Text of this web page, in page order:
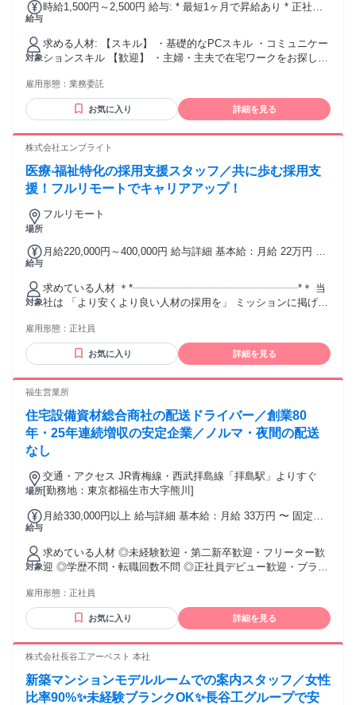
給与
時給1,500円～2,500円 給与: * 最短1ヶ月で昇給あり * 正社員
対象
求める人材: 【スキル】 ・基礎的なPCスキル ・コミュニケー
ションスキル 【歓迎】 ・主婦・主夫で在宅ワークをお探しの
センターなどの経験がある方 ・新規開拓のテレアポ経験あり
雇用形態： 業務委託
お気に入り 詳細を見る
株式会社エンブライト
医療‧福祉特化の採用支援スタッフ／共に歩む採用支
援！フルリモートでキャリアアップ！
場所
フルリモート
給与
月給220,000円～400,000円 給与詳細 基本給：月給 22万円 〜
れる通勤・皆勤・家族手当金額：なし 全員に一律で支払われ
るその他手当金額：あり ※給与は経験を考慮して決定。 ・
PC手当あり ・モニター購入手当あり ・交通費全額支給（四
半期ミーティングの移動費全額負担） ・賞与あり（3.5ヶ月
対象
求めている人材 ＊*┈┈┈┈┈┈┈┈┈┈┈┈┈┈┈┈*＊ 当
社は 「より安くより良い人材の採用を」 ミッションに掲げて
献したい という方をお待ちしています。 *＊
┈┈┈┈┈┈┈┈┈┈┈┈┈┈┈┈＊* ⭐必須条件 ￣￣￣￣￣
￣￣￣￣￣￣￣￣￣￣￣￣￣ ◆法人対応（窓口や営業）の経
￣￣￣ ◇人事・採用業務の経験がある方 ◇BtoBの業務経験が
人物像 ￣￣￣￣￣￣￣￣￣￣￣￣￣￣￣￣￣￣ ＊チームワー
クを大切にできる方 ＊主体的に考え行動できる方 ＊マルチタ
インツールを活用した コミュニケーションが出来る方 ⭐使用
ツール ￣￣￣￣￣￣￣￣￣￣￣￣￣￣￣￣￣￣ ＊チャットワ
ーク ＊Google Workspace ＊社内wiki(NotePM) ⭐エンブライ
男性21％、女性79％ 平均年齢：33歳 有給取得率：100％ 前職
レル人事 求人広告代理店 人材紹介会社 など
雇用形態： 正社員
お気に入り 詳細を見る
福生営業所
住宅設備資材総合商社の配送ドライバー／創業80
年・25年連続増収の安定企業／ノルマ・夜間の配送
なし
場所
交通・アクセス JR青梅線・西武拝島線「拝島駅」よりすぐ
[勤務地：東京都福生市大字熊川]
給与
月給330,000円以上 給与詳細 基本給：月給 33万円 〜 固定残
勤・家族手当金額：あり 全員に一律で支払われるその他手当
金額：なし 月給33万円以上＋賞与年2回＋各種手当 ※経験・
年齢・能力を考慮のうえ、決定いたします。 ※固定残業代
（月42時間／7万7171円～）含む。超過分は別途全額支給しま
費全額支給 ・残業手当（超過分） ・家族手当 ・役職手当
対象
求めている人材 ◎未経験歓迎・第二新卒歓迎・フリーター歓
迎 ◎学歴不問・転職回数不問 ◎正社員デビュー歓迎・ブラン
らのスタート！】 現在在籍している9割以上は未経験スター
ト！ 先輩たちの前職は、設備工事スタッフや警備員、エンジ
ニア、飲食店勤務やアパレル・スポーツ用品店の販売員、営
も安心してスタートできる環境です！
雇用形態： 正社員
お気に入り 詳細を見る
株式会社長谷工アーベスト 本社
新築マンションモデルルームでの案内スタッフ／女性
比率90%✨未経験ブランクOK✨長谷工グループで安